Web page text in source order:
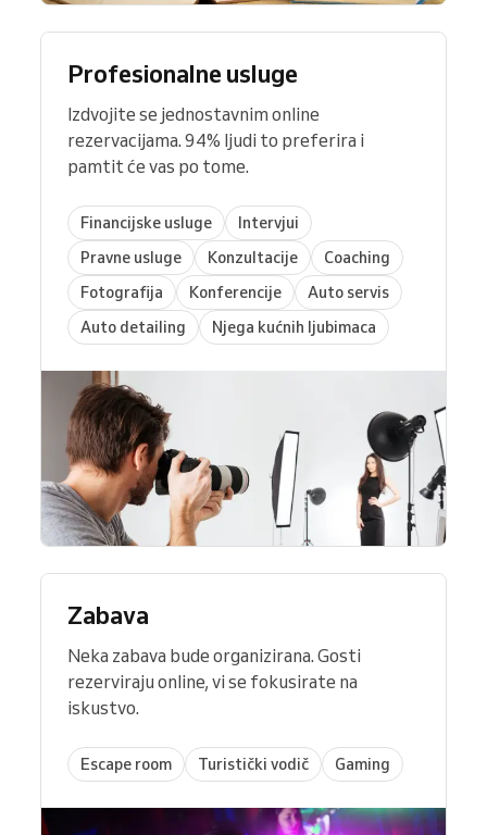
Profesionalne usluge
Izdvojite se jednostavnim online
rezervacijama. 94% ljudi to preferira i
pamtit će vas po tome.
Financijske usluge
Intervjui
Pravne usluge
Konzultacije
Coaching
Fotografija
Konferencije
Auto servis
Auto detailing
Njega kućnih ljubimaca
Zabava
Neka zabava bude organizirana. Gosti
rezerviraju online, vi se fokusirate na
iskustvo.
Escape room Turistički vodič Gaming